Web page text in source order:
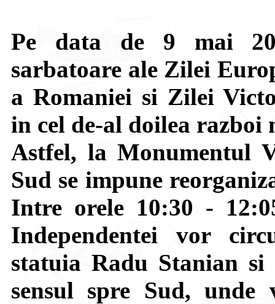
Pe data de 9 mai
sarbatoare ale Zilei
a Romaniei si Zilei
in cel de-al doilea razboi
Astfel, la Monumentul
Sud se impune
Intre orele 10:30 -
Independentei vor
statuia Radu Stanian
sensul spre Sud, unde